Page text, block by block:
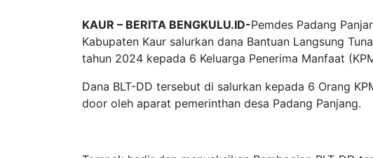
KAUR – BERITA BENGKULU.ID-Pemdes Padang
Kabupaten Kaur salurkan dana Bantuan Langsung
tahun 2024 kepada 6 Keluarga Penerima Manfaat
Dana BLT-DD tersebut di salurkan kepada 6 Orang
door oleh aparat pemerinthan desa Padang Panjang.